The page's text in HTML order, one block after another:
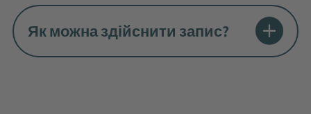
Як можна здійснити запис?